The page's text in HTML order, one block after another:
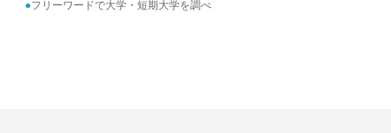
●フリーワードで大学・短期大学を調べ